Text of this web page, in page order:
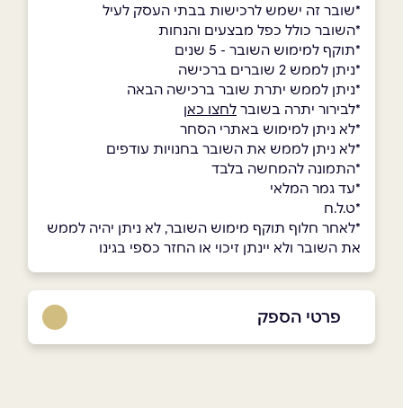
*שובר זה ישמש לרכישות בבתי העסק לעיל
*השובר כולל כפל מבצעים והנחות
*תוקף למימוש השובר - 5 שנים
*ניתן לממש 2 שוברים ברכישה
*ניתן לממש יתרת שובר ברכישה הבאה
*לבירור יתרה בשובר לחצו כאן
*לא ניתן למימוש באתרי הסחר
*לא ניתן לממש את השובר בחנויות עודפים
*התמונה להמחשה בלבד
*עד גמר המלאי
*ט.ל.ח
*לאחר חלוף תוקף מימוש השובר, לא ניתן יהיה לממש
את השובר ולא יינתן זיכוי או החזר כספי בגינו
פרטי הספק